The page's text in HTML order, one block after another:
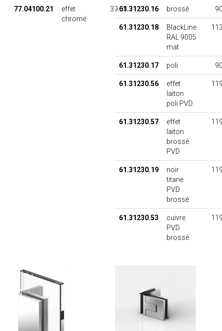
77.04100.21
effet
chromé
39.0061.31230.16 brossé
61.31230.18
BlackLine
RAL 9005
mat
61.31230.17 poli
61.31230.56
effet
laiton
poli PVD
61.31230.57
effet
laiton
brossé
PVD
61.31230.19
noir
titane
PVD
brossé
61.31230.53
cuivre
PVD
brossé